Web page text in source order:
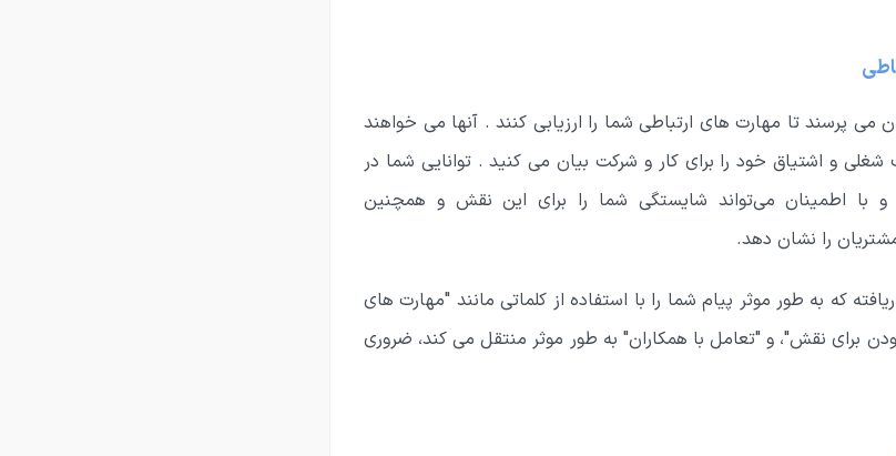
می پرسند تا مهارت های ارتباطی شما را ارزیابی کنند . آنها می خواهند
شغلی و اشتیاق خود را برای کار و شرکت بیان می کنید . توانایی شما در
و با اطمینان می‌تواند شایستگی شما را برای این نقش و همچنین
را نشان دهد.
که به طور موثر پیام شما را با استفاده از کلماتی مانند "مهارت های
برای نقش"، و "تعامل با همکاران" به طور موثر منتقل می کند، ضروری